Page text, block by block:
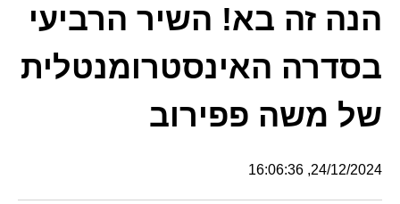
הנה זה בא! השיר הרביעי
בסדרה האינסטרומנטלית
של משה פפירוב
24/12/2024, 16:06:36